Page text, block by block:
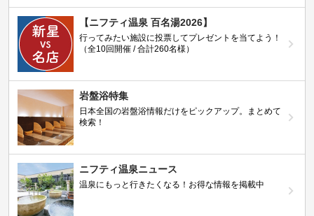
【ニフティ温泉 百名湯2026】
行ってみたい施設に投票してプレゼントを当てよう！
（全10回開催 / 合計260名様）
岩盤浴特集
日本全国の岩盤浴情報だけをピックアップ。まとめて
検索！
ニフティ温泉ニュース
温泉にもっと行きたくなる！お得な情報を掲載中